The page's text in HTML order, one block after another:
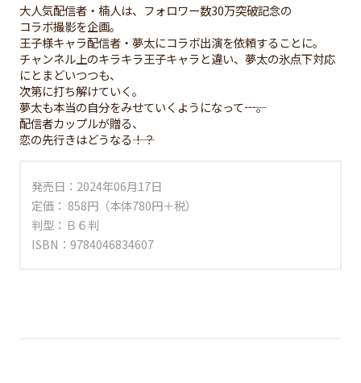
大人気配信者・楠人は、フォロワー数30万突破記念の
コラボ撮影を企画。
王子様キャラ配信者・夢太にコラボ出演を依頼することに。
チャンネル上のキラキラ王子キャラと違い、夢太の氷点下対応
にとまどいつつも、
次第に打ち解けていく。
夢太も本当の自分をみせていくようになって――…。
配信者カップルが贈る、
恋の先行きはどうなる――！？
発売日：2024年06月17日
定価： 858円（本体780円＋税）
判型：Ｂ６判
ISBN：9784046834607